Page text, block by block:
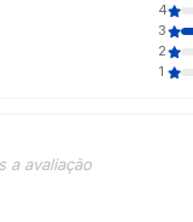
4
3
2
1
a avaliação